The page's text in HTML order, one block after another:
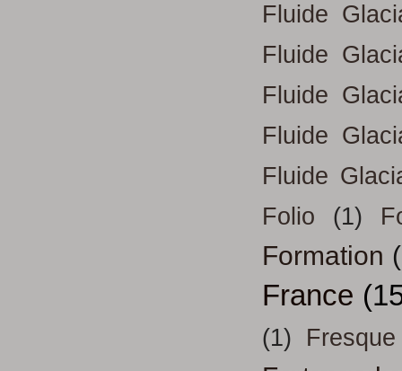
Fluide
Fluide
Fluide
Fluide
Fluide
Folio
(1)
Formation
France
(1) Fresque